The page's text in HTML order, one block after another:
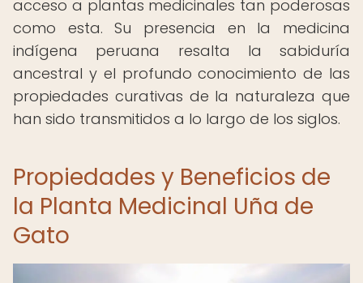
acceso a plantas medicinales tan poderosas
como esta. Su presencia en la medicina
indígena peruana resalta la sabiduría
ancestral y el profundo conocimiento de las
propiedades curativas de la naturaleza que
han sido transmitidos a lo largo de los siglos.
Propiedades y Beneficios de
la Planta Medicinal Uña de
Gato